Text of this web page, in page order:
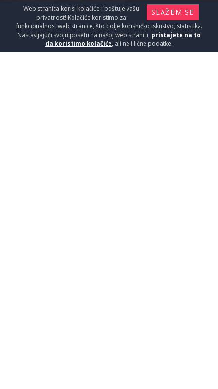
SLAŽEM SE
Web stranica korisi kolačiće i poštuje vašu
privatnost! Kolačiće koristimo za
funkcionalnost web stranice, što bolje korisničko iskustvo, statistika.
Nastavljajući svoju posetu na našoj web stranici, pristajete na to
da koristimo kolačiće, ali ne i lične podatke.